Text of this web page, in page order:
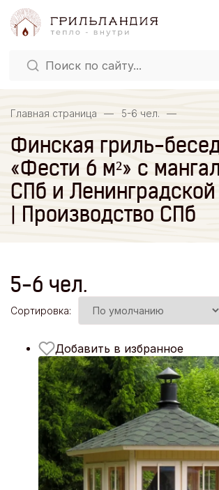
Главная страница — 5-6 чел. —
Финская гриль-
«Фести 6 м²» с
СПб и
| Производство СПб
5-6 чел.
Сортировка:
Добавить в избранное